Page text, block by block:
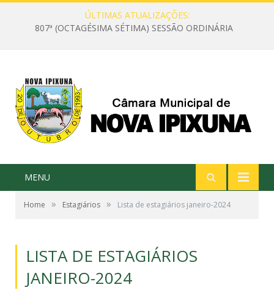
ÚLTIMAS ATUALIZAÇÕES:
807ª (OCTAGÉSIMA SÉTIMA) SESSÃO ORDINÁRIA
MENU
Home » Estagiários » Lista de estagiários janeiro-2024
LISTA DE ESTAGIÁRIOS
JANEIRO-2024